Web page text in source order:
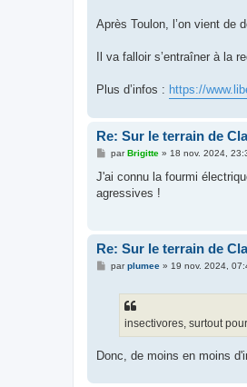
Après Toulon, l’on vient de
Il va falloir s’entraîner à la
Plus d’infos : https://
Re: Sur le terrain de
M
s
a
parBrigitte» 18 nov. 2024,
J'ai connu la fourmi
agressives !
Re: Sur le terrain de
Mparplumee» 19 nov. 2024,
insectivores, surtout
Donc, de moins en moins